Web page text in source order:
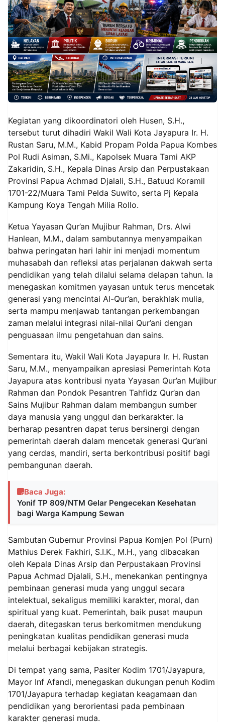
Kegiatan yang dikoordinatori oleh Husen, S.H.,
tersebut turut dihadiri Wakil Wali Kota Jayapura Ir. H.
Rustan Saru, M.M., Kabid Propam Polda Papua Kombes
Pol Rudi Asiman, S.Mi., Kapolsek Muara Tami AKP
Zakaridin, S.H., Kepala Dinas Arsip dan Perpustakaan
Provinsi Papua Achmad Djalali, S.H., Batuud Koramil
1701-22/Muara Tami Pelda Suwito, serta Pj Kepala
Kampung Koya Tengah Milia Rollo.
Ketua Yayasan Qur’an Mujibur Rahman, Drs. Alwi
Hanlean, M.M., dalam sambutannya menyampaikan
bahwa peringatan hari lahir ini menjadi momentum
muhasabah dan refleksi atas perjalanan dakwah serta
pendidikan yang telah dilalui selama delapan tahun. Ia
menegaskan komitmen yayasan untuk terus mencetak
generasi yang mencintai Al-Qur’an, berakhlak mulia,
serta mampu menjawab tantangan perkembangan
zaman melalui integrasi nilai-nilai Qur’ani dengan
penguasaan ilmu pengetahuan dan sains.
Sementara itu, Wakil Wali Kota Jayapura Ir. H. Rustan
Saru, M.M., menyampaikan apresiasi Pemerintah Kota
Jayapura atas kontribusi nyata Yayasan Qur’an Mujibur
Rahman dan Pondok Pesantren Tahfidz Qur’an dan
Sains Mujibur Rahman dalam membangun sumber
daya manusia yang unggul dan berkarakter. Ia
berharap pesantren dapat terus bersinergi dengan
pemerintah daerah dalam mencetak generasi Qur’ani
yang cerdas, mandiri, serta berkontribusi positif bagi
pembangunan daerah.
Baca Juga:
Yonif TP 809/NTM Gelar Pengecekan Kesehatan
bagi Warga Kampung Sewan
Sambutan Gubernur Provinsi Papua Komjen Pol (Purn)
Mathius Derek Fakhiri, S.I.K., M.H., yang dibacakan
oleh Kepala Dinas Arsip dan Perpustakaan Provinsi
Papua Achmad Djalali, S.H., menekankan pentingnya
pembinaan generasi muda yang unggul secara
intelektual, sekaligus memiliki karakter, moral, dan
spiritual yang kuat. Pemerintah, baik pusat maupun
daerah, ditegaskan terus berkomitmen mendukung
peningkatan kualitas pendidikan generasi muda
melalui berbagai kebijakan strategis.
Di tempat yang sama, Pasiter Kodim 1701/Jayapura,
Mayor Inf Afandi, menegaskan dukungan penuh Kodim
1701/Jayapura terhadap kegiatan keagamaan dan
pendidikan yang berorientasi pada pembinaan
karakter generasi muda.